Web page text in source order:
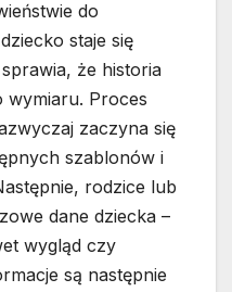
do
staje się
że historia
wymiaru. Proces
zaczyna się
szablonów i
rodzice lub
dane dziecka –
wygląd czy
są następnie